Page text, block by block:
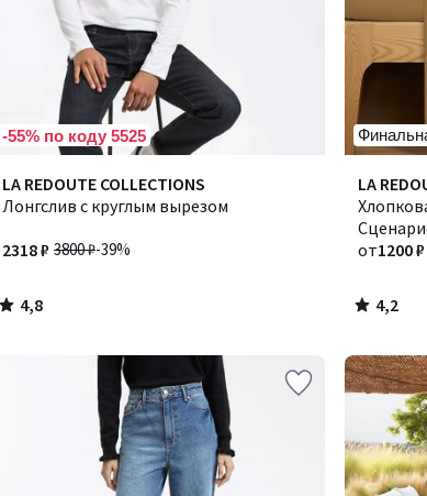
-55% по коду 5525
LA REDOUTE COLLECTIONS
Лонгслив с круглым вырезом
3800 ₽-39%
2318 ₽
4,8
/ 5
4,8
/
LA
от1200 ₽
4,2
/ 5
цветов:
5
4,2
/